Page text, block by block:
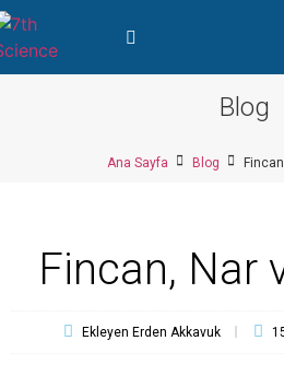
Blog
Ana Sayfa Blog
Fincan, Nar
Ekleyen Erden Akkavuk